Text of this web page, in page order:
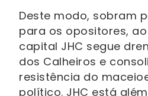
Deste modo, sobram
para os opositores,
capital JHC segue
dos Calheiros e
resistência do
político. JHC está